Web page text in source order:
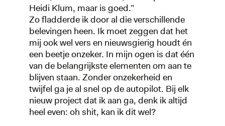
Heidi Klum, maar is goed.”
Zo fladderde ik door al die verschillende
belevingen heen. Ik moet zeggen dat het
mij ook wel vers en nieuwsgierig houdt én
een beetje onzeker. In mijn ogen is dat één
van de belangrijkste elementen om aan te
blijven staan. Zonder onzekerheid en
twijfel ga je al snel op de autopilot. Bij elk
nieuw project dat ik aan ga, denk ik altijd
heel even: oh shit, kan ik dit wel?